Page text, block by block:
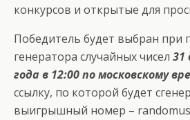
конкурсов и открытые для
Победитель будет выбран
генератора случайных чисел 31
года в 12:00 по московскому
ссылку, по которой будет
выигрышный номер –